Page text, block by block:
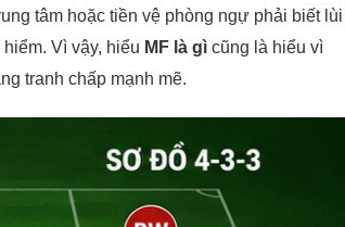
tâm hoặc tiền vệ phòng ngự phải biết lùi
Vì vậy, hiểu MF là gì cũng là hiểu vì
tranh chấp mạnh mẽ.